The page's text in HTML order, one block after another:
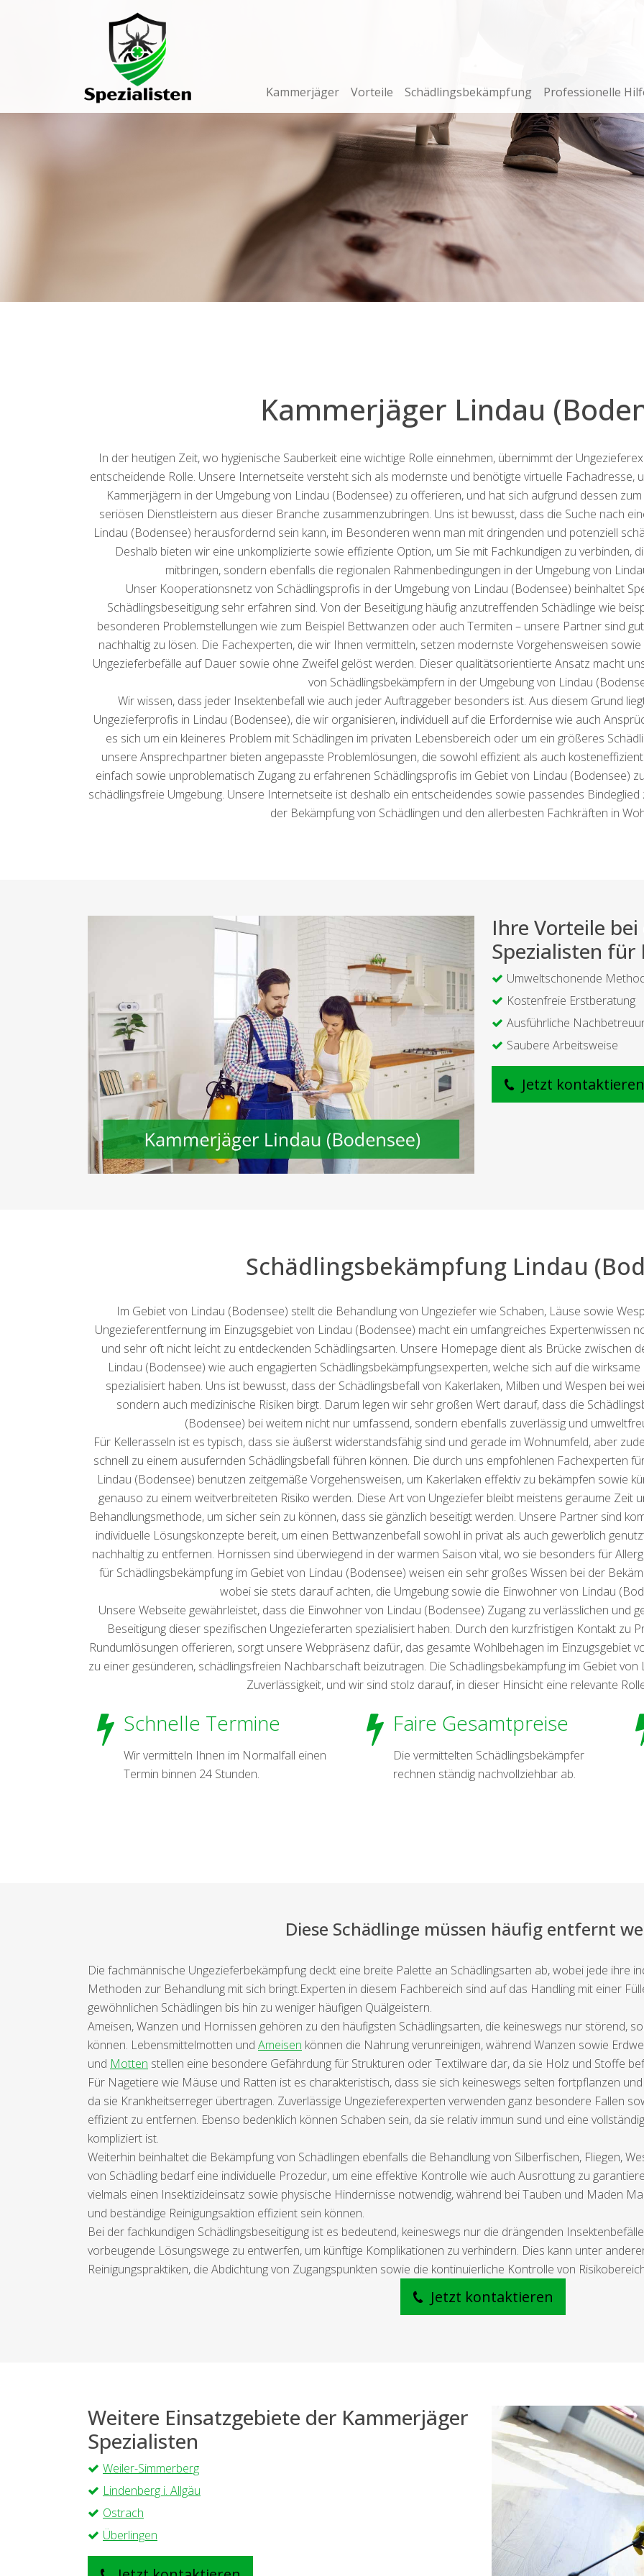
Navigation
Kammerjäger Vorteile Schädlingsbekämpfung Professionelle
Kammerjäger Lindau
In der heutigen Zeit, wo hygienische Sauberkeit eine wichtige Rolle einnehmen, übernimmt der
entscheidende Rolle. Unsere Internetseite versteht sich als modernste und benötigte virtuelle Fachadresse,
Kammerjägern in der Umgebung von Lindau (Bodensee) zu offerieren, und hat sich aufgrund dessen
seriösen Dienstleistern aus dieser Branche zusammenzubringen. Uns ist bewusst, dass die Suche nach
Lindau (Bodensee) herausfordernd sein kann, im Besonderen wenn man mit dringenden und potenziell
Deshalb bieten wir eine unkomplizierte sowie effiziente Option, um Sie mit Fachkundigen zu verbinden,
mitbringen, sondern ebenfalls die regionalen Rahmenbedingungen in der Umgebung von
Unser Kooperationsnetz von Schädlingsprofis in der Umgebung von Lindau (Bodensee) beinhaltet
Schädlingsbeseitigung sehr erfahren sind. Von der Beseitigung häufig anzutreffenden Schädlinge wie
besonderen Problemstellungen wie zum Beispiel Bettwanzen oder auch Termiten – unsere Partner sind
nachhaltig zu lösen. Die Fachexperten, die wir Ihnen vermitteln, setzen modernste Vorgehensweisen
Ungezieferbefälle auf Dauer sowie ohne Zweifel gelöst werden. Dieser qualitätsorientierte Ansatz macht
von Schädlingsbekämpfern in der Umgebung von Lindau
Wir wissen, dass jeder Insektenbefall wie auch jeder Auftraggeber besonders ist. Aus diesem Grund
Ungezieferprofis in Lindau (Bodensee), die wir organisieren, individuell auf die Erfordernise wie auch
es sich um ein kleineres Problem mit Schädlingen im privaten Lebensbereich oder um ein größeres
unsere Ansprechpartner bieten angepasste Problemlösungen, die sowohl effizient als auch
einfach sowie unproblematisch Zugang zu erfahrenen Schädlingsprofis im Gebiet von Lindau (Bodensee)
schädlingsfreie Umgebung. Unsere Internetseite ist deshalb ein entscheidendes sowie passendes
der Bekämpfung von Schädlingen und den allerbesten Fachkräften in
Ihre Vorteile
Spezialisten für
Umweltschonende
Kostenfreie Erstberatung
Ausführliche
Saubere Arbeitsweise
Jetzt kontaktieren
Schädlingsbekämpfung Lindau
Im Gebiet von Lindau (Bodensee) stellt die Behandlung von Ungeziefer wie Schaben, Läuse sowie
Ungezieferentfernung im Einzugsgebiet von Lindau (Bodensee) macht ein umfangreiches Expertenwissen
und sehr oft nicht leicht zu entdeckenden Schädlingsarten. Unsere Homepage dient als Brücke zwischen
Lindau (Bodensee) wie auch engagierten Schädlingsbekämpfungsexperten, welche sich auf die
spezialisiert haben. Uns ist bewusst, dass der Schädlingsbefall von Kakerlaken, Milben und Wespen bei
sondern auch medizinische Risiken birgt. Darum legen wir sehr großen Wert darauf, dass die
(Bodensee) bei weitem nicht nur umfassend, sondern ebenfalls zuverlässig und
Für Kellerasseln ist es typisch, dass sie äußerst widerstandsfähig sind und gerade im Wohnumfeld, aber
schnell zu einem ausufernden Schädlingsbefall führen können. Die durch uns empfohlenen Fachexperten
Lindau (Bodensee) benutzen zeitgemäße Vorgehensweisen, um Kakerlaken effektiv zu bekämpfen sowie
genauso zu einem weitverbreiteten Risiko werden. Diese Art von Ungeziefer bleibt meistens geraume Zeit
Behandlungsmethode, um sicher sein zu können, dass sie gänzlich beseitigt werden. Unsere Partner sind
individuelle Lösungskonzepte bereit, um einen Bettwanzenbefall sowohl in privat als auch gewerblich
nachhaltig zu entfernen. Hornissen sind überwiegend in der warmen Saison vital, wo sie besonders für
für Schädlingsbekämpfung im Gebiet von Lindau (Bodensee) weisen ein sehr großes Wissen bei der
wobei sie stets darauf achten, die Umgebung sowie die Einwohner von Lindau
Unsere Webseite gewährleistet, dass die Einwohner von Lindau (Bodensee) Zugang zu verlässlichen und
Beseitigung dieser spezifischen Ungezieferarten spezialisiert haben. Durch den kurzfristigen Kontakt zu
Rundumlösungen offerieren, sorgt unsere Webpräsenz dafür, das gesamte Wohlbehagen im Einzugsgebiet
zu einer gesünderen, schädlingsfreien Nachbarschaft beizutragen. Die Schädlingsbekämpfung im Gebiet
Zuverlässigkeit, und wir sind stolz darauf, in dieser Hinsicht eine relevante
Schnelle Termine
Wir vermitteln Ihnen im Normalfall einen
Termin binnen 24 Stunden.
Faire Gesamtpreise
Die vermittelten Schädlingsbekämpfer
rechnen ständig nachvollziehbar ab.
Diese Schädlinge müssen häufig entfernt
Die fachmännische Ungezieferbekämpfung deckt eine breite Palette an Schädlingsarten ab, wobei jede ihre
Methoden zur Behandlung mit sich bringt.Experten in diesem Fachbereich sind auf das Handling mit einer
gewöhnlichen Schädlingen bis hin zu weniger häufigen Quälgeistern.
Ameisen, Wanzen und Hornissen gehören zu den häufigsten Schädlingsarten, die keineswegs nur störend,
können. Lebensmittelmotten und Ameisen können die Nahrung verunreinigen, während Wanzen sowie
und Motten stellen eine besondere Gefährdung für Strukturen oder Textilware dar, da sie Holz und Stoffe
Für Nagetiere wie Mäuse und Ratten ist es charakteristisch, dass sie sich keineswegs selten fortpflanzen
da sie Krankheitserreger übertragen. Zuverlässige Ungezieferexperten verwenden ganz besondere Fallen
effizient zu entfernen. Ebenso bedenklich können Schaben sein, da sie relativ immun sund und eine
kompliziert ist.
Weiterhin beinhaltet die Bekämpfung von Schädlingen ebenfalls die Behandlung von Silberfischen, Fliegen,
von Schädling bedarf eine individuelle Prozedur, um eine effektive Kontrolle wie auch Ausrottung zu
vielmals einen Insektizideinsatz sowie physische Hindernisse notwendig, während bei Tauben und Maden
und beständige Reinigungsaktion effizient sein können.
Bei der fachkundigen Schädlingsbeseitigung ist es bedeutend, keineswegs nur die drängenden
vorbeugende Lösungswege zu entwerfen, um künftige Komplikationen zu verhindern. Dies kann unter
Reinigungspraktiken, die Abdichtung von Zugangspunkten sowie die kontinuierliche Kontrolle von
Jetzt kontaktieren
Weitere Einsatzgebiete der Kammerjäger
Spezialisten
Weiler-Simmerberg
Lindenberg i. Allgäu
Ostrach
Überlingen